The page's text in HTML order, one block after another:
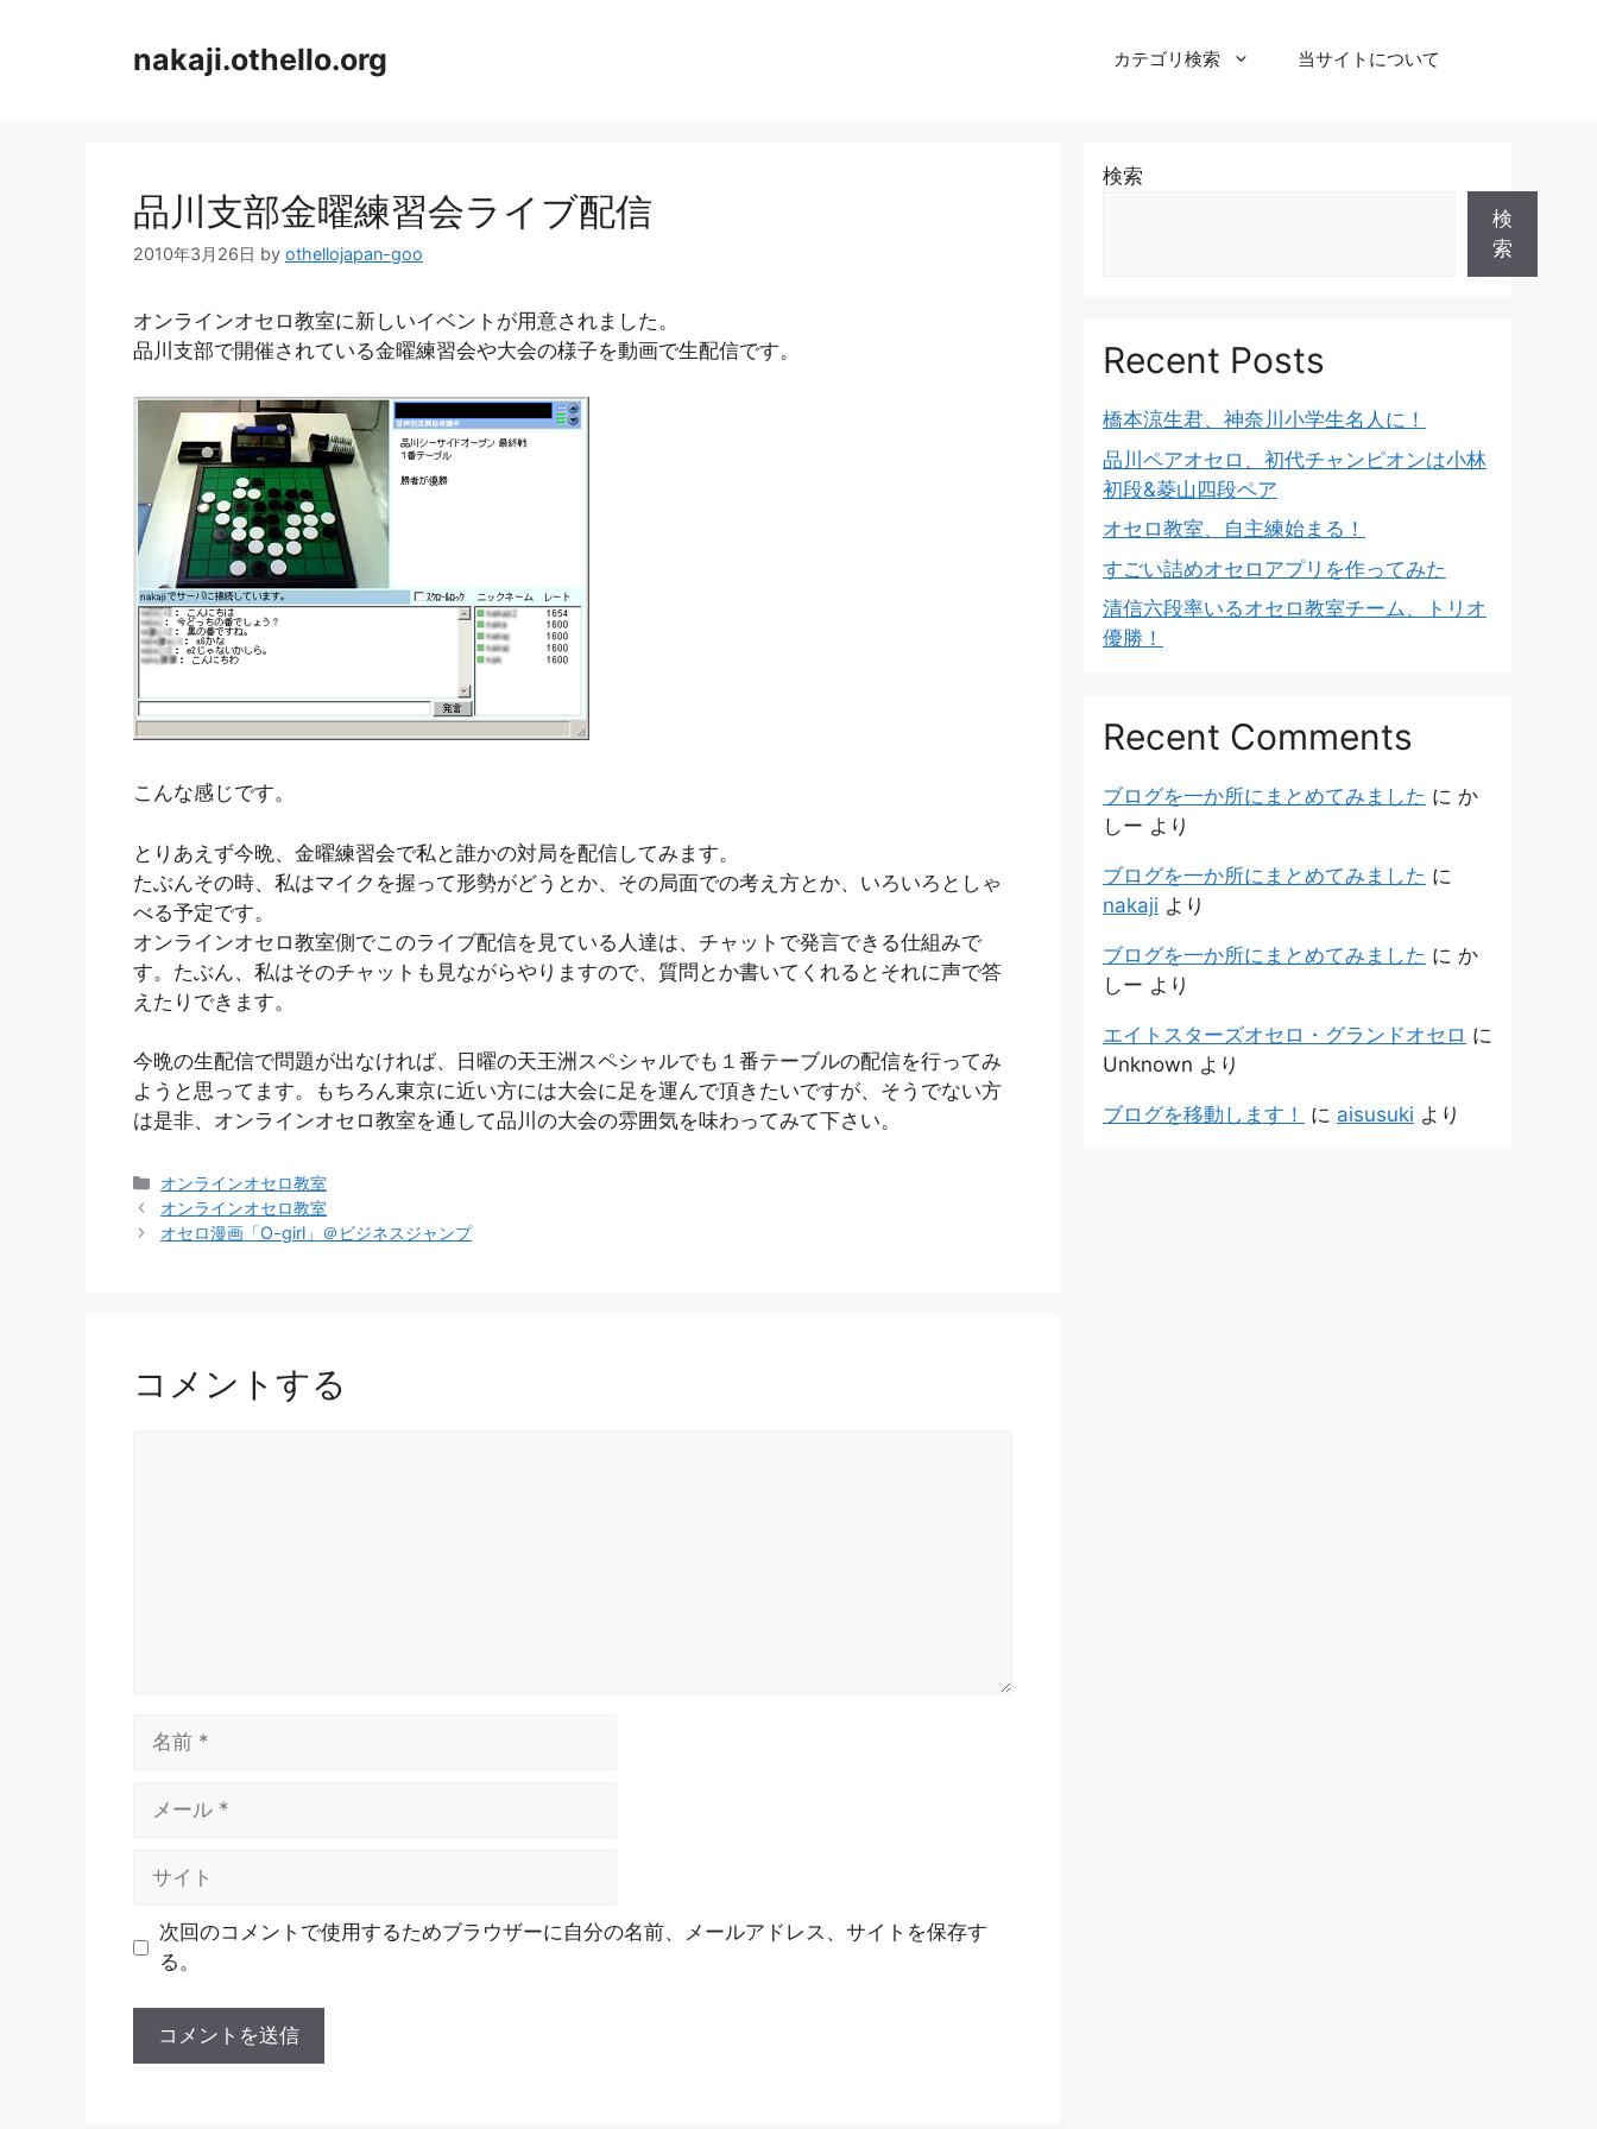
nakaji.othello.org カテゴリ検索 当サイトについて
品川支部金曜練習会ライブ配信
2010年3月26日 by othellojapan-goo
オンラインオセロ教室に新しいイベントが用意されました。
品川支部で開催されている金曜練習会や大会の様子を動画で生配信です。
こんな感じです。
とりあえず今晩、金曜練習会で私と誰かの対局を配信してみます。
たぶんその時、私はマイクを握って形勢がどうとか、その局面での考え方とか、いろいろとしゃ
べる予定です。
オンラインオセロ教室側でこのライブ配信を見ている人達は、チャットで発言できる仕組みで
す。たぶん、私はそのチャットも見ながらやりますので、質問とか書いてくれるとそれに声で答
えたりできます。
今晩の生配信で問題が出なければ、日曜の天王洲スペシャルでも１番テーブルの配信を行ってみ
ようと思ってます。もちろん東京に近い方には大会に足を運んで頂きたいですが、そうでない方
は是非、オンラインオセロ教室を通して品川の大会の雰囲気を味わってみて下さい。
カ
テ
ゴ
オンラインオセロ教室
オンラインオセロ教室
オセロ漫画「O-girl」＠ビジネスジャンプ
コメントする
次回のコメントで使用するためブラウザーに自分の名前、メールアドレス、サイトを保存す
る。
検索
検
索
Recent Posts
橋本涼生君、神奈川小学生名人に！
品川ペアオセロ、初代チャンピオンは小林
初段&菱山四段ペア
オセロ教室、自主練始まる！
すごい詰めオセロアプリを作ってみた
清信六段率いるオセロ教室チーム、トリオ
優勝！
Recent Comments
ブログを一か所にまとめてみました に か
しー より
ブログを一か所にまとめてみました に
nakaji より
ブログを一か所にまとめてみました に か
しー より
エイトスターズオセロ・グランドオセロ に
Unknown より
ブログを移動します！ に aisusuki より